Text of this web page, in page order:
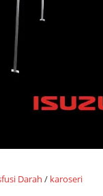
Darah / karoseri